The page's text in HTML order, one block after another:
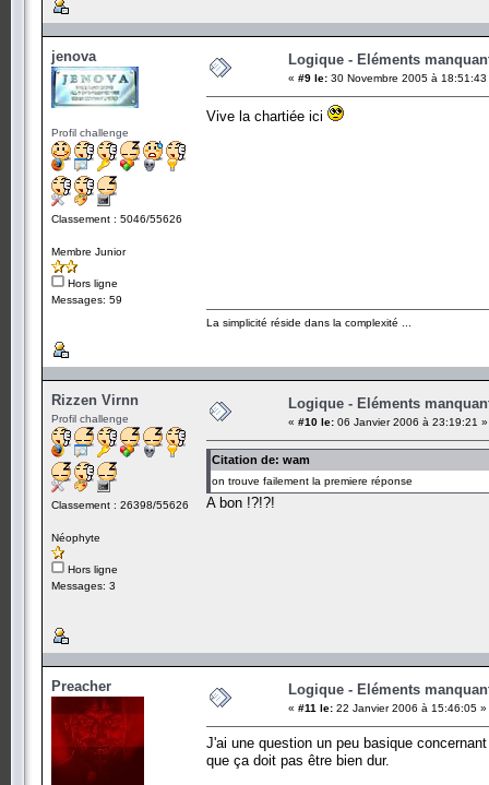
jenova
Profil challenge
Classement : 5046/55626
Membre Junior
Hors ligne
Messages: 59
Logique - Eléments
« #9 le: 30 Novembre 2005 à 18:51:43
Vive la chartiée ici
La simplicité réside dans la complexité ...
Rizzen Virnn
Profil challenge
Classement : 26398/55626
Néophyte
Hors ligne
Messages: 3
Logique - Eléments
« #10 le: 06 Janvier 2006 à 23:19:21 »
Citation de: wam
on trouve failement la premiere réponse
A bon !?!?!
Preacher Logique - Eléments
« #11 le: 22 Janvier 2006 à 15:46:05 »
J'ai une question un peu basique
que ça doit pas être bien dur.